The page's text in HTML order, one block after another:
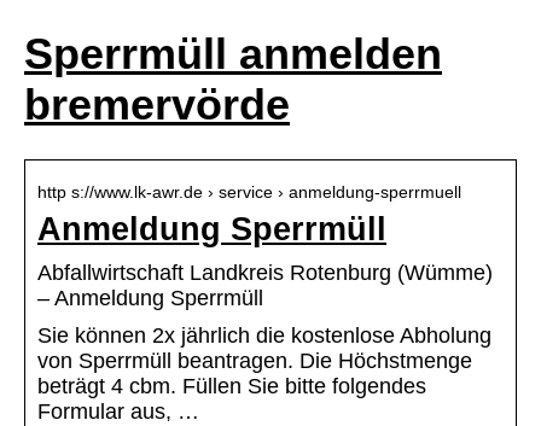
Sperrmüll anmelden
bremervörde
http s://www.lk-awr.de › service › anmeldung-sperrmuell
Anmeldung Sperrmüll
Abfallwirtschaft Landkreis Rotenburg (Wümme)
– Anmeldung Sperrmüll
Sie können 2x jährlich die kostenlose Abholung
von Sperrmüll beantragen. Die Höchstmenge
beträgt 4 cbm. Füllen Sie bitte folgendes
Formular aus, …